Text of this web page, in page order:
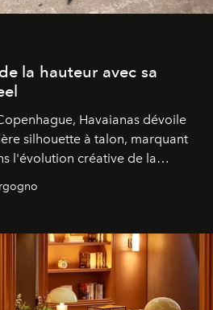
la hauteur avec sa
Havaianas dévoile
silhouette à talon, marquant
l'évolution créative de la